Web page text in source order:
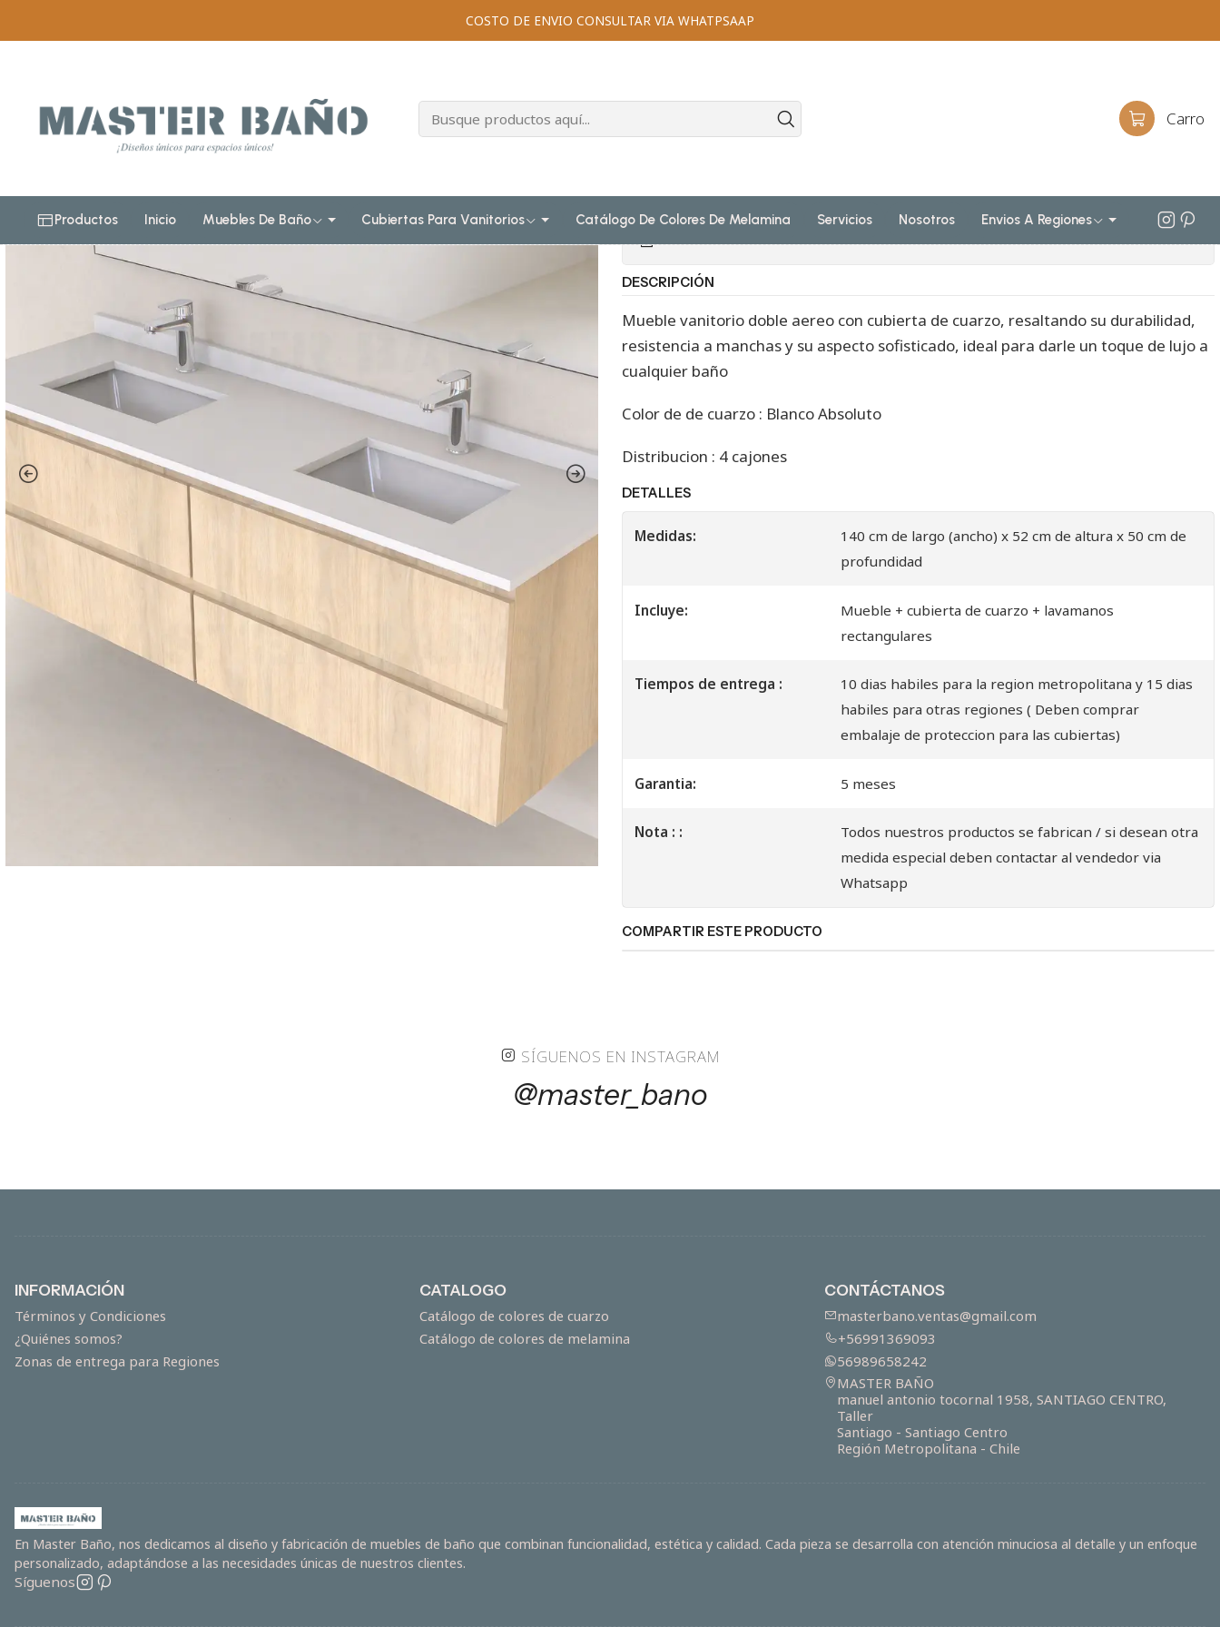
Carro
Productos Inicio Muebles De Baño Cubiertas Para Vanitorios Catálogo De Colores De Melamina Servicios Nosotros Envios A Regiones
COSTO DE ENVIO CONSULTAR VIA WHATPSAAP
Muebles vanitorios aereo doble cuarzo 140 cm Mueble vanitorio Doble Aéreo de 140 cm / M5-1423 -DA / Nougat
Mueble vanitorio Doble Aéreo de 140 cm /
M5-1423 -DA / Nougat
Cantidad
Mostrar stock de ubicaciones
DESCRIPCIÓN
Mueble vanitorio doble aereo con cubierta de cuarzo, resaltando su durabilidad,
resistencia a manchas y su aspecto sofisticado, ideal para darle un toque de lujo a
cualquier baño
Color de de cuarzo : Blanco Absoluto
Distribucion : 4 cajones
DETALLES
Medidas:
140 cm de largo (ancho) x 52 cm de altura x 50 cm de
profundidad
Incluye:
Mueble + cubierta de cuarzo + lavamanos
rectangulares
Tiempos de entrega :
10 dias habiles para la region metropolitana y 15 dias
habiles para otras regiones ( Deben comprar
embalaje de proteccion para las cubiertas)
Garantia: 5 meses
Nota : :
Todos nuestros productos se fabrican / si desean otra
medida especial deben contactar al vendedor via
Whatsapp
COMPARTIR ESTE PRODUCTO
SÍGUENOS EN INSTAGRAM
@master_bano
INFORMACIÓN
Términos y Condiciones
¿Quiénes somos?
Zonas de entrega para Regiones
CATALOGO
Catálogo de colores de cuarzo
Catálogo de colores de melamina
CONTÁCTANOS
masterbano.ventas@gmail.com
+56991369093
56989658242
MASTER BAÑO
manuel antonio tocornal 1958, SANTIAGO CENTRO,
Taller
Santiago - Santiago Centro
Región Metropolitana - Chile
En Master Baño, nos dedicamos al diseño y fabricación de muebles de baño que combinan funcionalidad, estética y calidad. Cada pieza se desarrolla con atención minuciosa al detalle y un enfoque
personalizado, adaptándose a las necesidades únicas de nuestros clientes.
Síguenos